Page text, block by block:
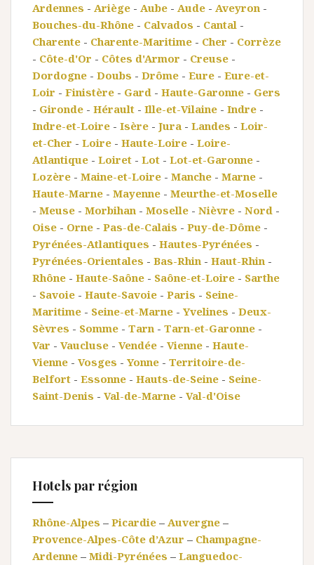
Ardennes - Ariège - Aube - Aude - Aveyron -
Bouches-du-Rhône - Calvados - Cantal -
Charente - Charente-Maritime - Cher - Corrèze
- Côte-d'Or - Côtes d'Armor - Creuse -
Dordogne - Doubs - Drôme - Eure - Eure-et-
Loir - Finistère - Gard - Haute-Garonne - Gers
- Gironde - Hérault - Ille-et-Vilaine - Indre -
Indre-et-Loire - Isère - Jura - Landes - Loir-
et-Cher - Loire - Haute-Loire - Loire-
Atlantique - Loiret - Lot - Lot-et-Garonne -
Lozère - Maine-et-Loire - Manche - Marne -
Haute-Marne - Mayenne - Meurthe-et-Moselle
- Meuse - Morbihan - Moselle - Nièvre - Nord -
Oise - Orne - Pas-de-Calais - Puy-de-Dôme -
Pyrénées-Atlantiques - Hautes-Pyrénées -
Pyrénées-Orientales - Bas-Rhin - Haut-Rhin -
Rhône - Haute-Saône - Saône-et-Loire - Sarthe
- Savoie - Haute-Savoie - Paris - Seine-
Maritime - Seine-et-Marne - Yvelines - Deux-
Sèvres - Somme - Tarn - Tarn-et-Garonne -
Var - Vaucluse - Vendée - Vienne - Haute-
Vienne - Vosges - Yonne - Territoire-de-
Belfort - Essonne - Hauts-de-Seine - Seine-
Saint-Denis - Val-de-Marne - Val-d'Oise
Hotels par région
Rhône-Alpes – Picardie – Auvergne –
Provence-Alpes-Côte d’Azur – Champagne-
Ardenne – Midi-Pyrénées – Languedoc-